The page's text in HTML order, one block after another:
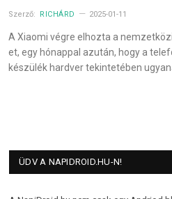
Szerző: RICHÁRD 2025-01-11
A Xiaomi végre elhozta a
et, egy hónappal azután, hogy a
készülék hardver tekintetében
ÜDV A NAPIDROID.HU-N!